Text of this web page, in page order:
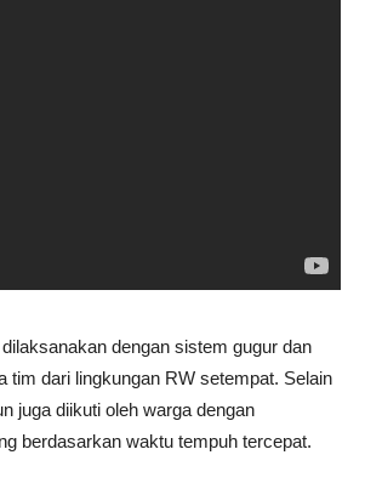
dengan sistem gugur dan
tim dari lingkungan RW setempat. Selain
juga diikuti oleh warga dengan
berdasarkan waktu tempuh tercepat.